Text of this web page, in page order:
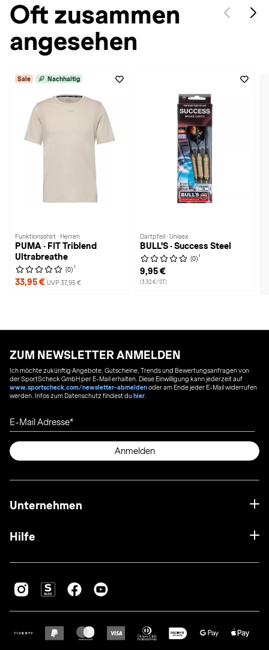
Oft zusammen
angesehen
Sale Nachhaltig
Funktionsshirt · Herren
PUMA · FIT Triblend
Ultrabreathe
(0) 1
33,95 € UVP 37,95 €
Dartpfeil · Unisex
BULL'S · Success Steel
(0) 1
9,95 €
(3,32 €/ST)
ZUM NEWSLETTER ANMELDEN
Ich möchte zukünftig Angebote, Gutscheine, Trends und Bewertungsanfragen von
der SportScheck GmbH per E-Mail erhalten. Diese Einwilligung kann jederzeit auf
www.sportscheck.com/newsletter-abmeldenoder am Ende jeder E-Mail widerrufen
werden. Infos zum Datenschutz findest duhier
E-Mail Adresse
Anmelden
Unternehmen
Hilfe